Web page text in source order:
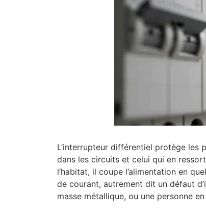
L’interrupteur différentiel protège les
dans les circuits et celui qui en
l’habitat, il coupe l’alimentation en
de courant, autrement dit un défaut
masse métallique, ou une personne